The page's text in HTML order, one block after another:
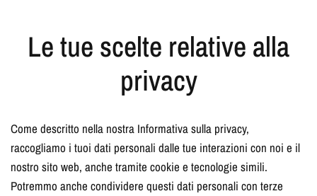
Le tue scelte relative alla
privacy
Come descritto nella nostra Informativa sulla privacy,
raccogliamo i tuoi dati personali dalle tue interazioni con noi e il
nostro sito web, anche tramite cookie e tecnologie simili.
Potremmo anche condividere questi dati personali con terze